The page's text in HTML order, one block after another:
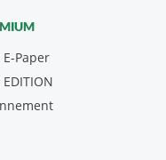
E-Paper
EDITION